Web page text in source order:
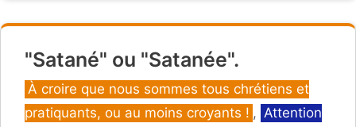
"Satané" ou "Satanée".
Catégories
À croire que nous sommes tous chrétiens et
pratiquants, ou au moins croyants ! , Attention